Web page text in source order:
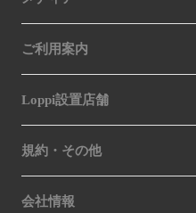
ご利用案内
Loppi設置店舗
規約・その他
会社情報